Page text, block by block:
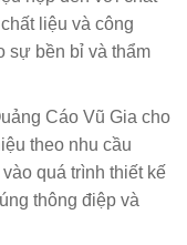
liệu và công
sự bền bỉ và thẩm
Cáo Vũ Gia cho
theo nhu cầu
quá trình thiết kế
thông điệp và